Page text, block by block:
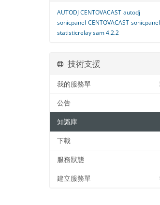
AUTODJ CENTOVACAST autodj
sonicpanel CENTOVACAST sonicpanel
statisticrelay sam 4.2.2
技術支援
我的服務單
公告
知識庫
下載
服務狀態
建立服務單